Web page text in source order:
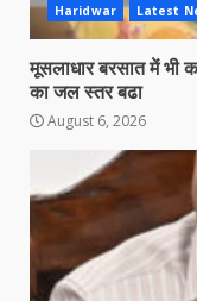
Haridwar Latest
मूसलाधार बरसात में भी
का जल स्तर बढा
August 6, 2026